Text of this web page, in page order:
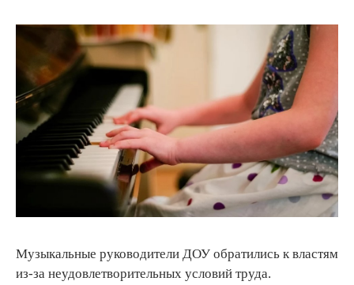
Музыкальные руководители ДОУ обратились к властям
из-за неудовлетворительных условий труда.